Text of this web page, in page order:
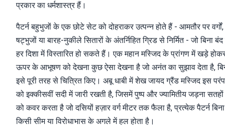
प्रकार का धर्मशास्त्र हैं।
पैटर्न बहुभुजों के एक छोटे सेट को दोहराकर उत्पन्न होते हैं - आमतौर पर वर्गों,
षट्भुजों या बारह-नुकीले सितारों के अंतर्निहित ग्रिड से निर्मित - जो बिना बंद
हर दिशा में विस्तारित हो सकते हैं। एक महान मस्जिद के प्रांगण में खड़े
ऊपर के आभूषण को देखना कुछ ऐसा देखना है जो अनंत का सुझाव देता है,
इसे पूरी तरह से चित्रित किए। अबू धाबी में शेख जायद ग्रैंड मस्जिद इस
को इक्कीसवीं सदी में जारी रखती है, जिसमें पुष्प और ज्यामितीय जड़ना सतहों
को कवर करता है जो दसियों हज़ार वर्ग मीटर तक फैला है, प्रत्येक पैटर्न बिना
किसी सीम या विरोधाभास के अगले में हल होता है।